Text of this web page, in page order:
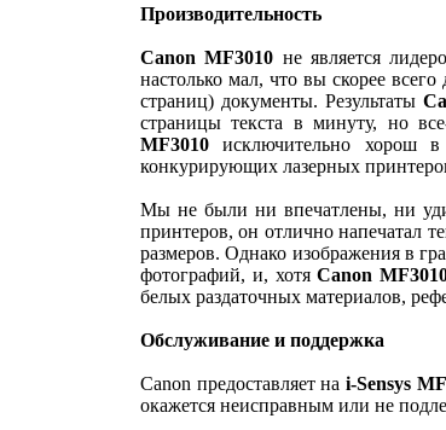
Производительность
Canon MF3010 не является
настолько мал, что вы скорее
страниц) документы. Результаты
страницы текста в минуту, но
MF3010 исключительно хорош
конкурирующих лазерных
Мы не были ни впечатлены, ни
принтеров, он отлично напечатал
размеров. Однако изображения в
фотографий, и, хотяCanon
белых раздаточных материалов,
Обслуживание и поддержка
Canon предоставляет наi-Sensys
окажется неисправным или не